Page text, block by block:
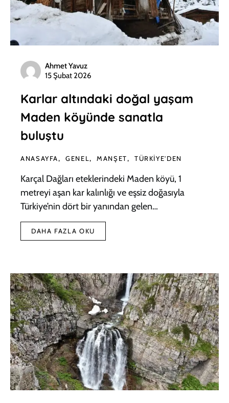
Ahmet Yavuz
15 Şubat 2026
Karlar altındaki doğal yaşam
Maden köyünde sanatla
buluştu
ANASAYFA GENEL MANŞET TÜRKIYE'DEN
Karçal Dağları eteklerindeki Maden köyü, 1
metreyi aşan kar kalınlığı ve eşsiz doğasıyla
Türkiye’nin dört bir yanından gelen…
DAHA FAZLA OKU